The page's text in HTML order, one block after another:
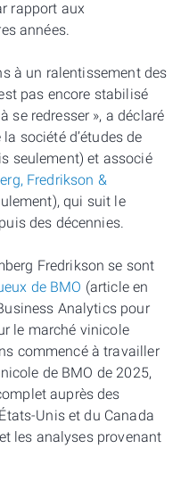
rapport aux
années.
à un ralentissement des
pas encore stabilisé
se redresser », a déclaré
société d’études de
seulement) et associé
Fredrikson &
qui suit le
des décennies.
Fredrikson se sont
de BMO (article en
Analytics pour
le marché vinicole
commencé à travailler
de BMO de 2025,
auprès des
Unis et du Canada
les analyses provenant